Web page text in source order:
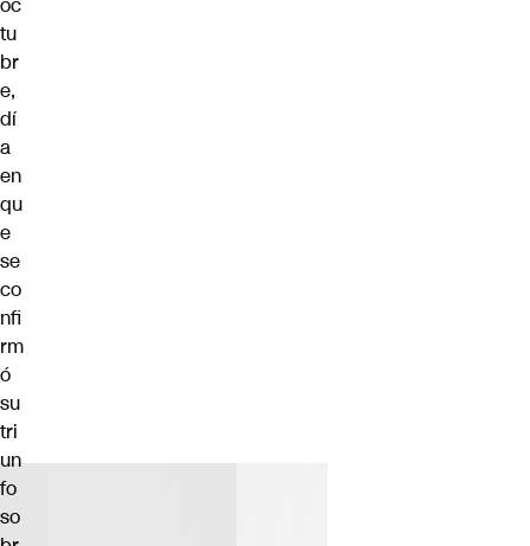
oc
tu
br
e,
dí
a
en
qu
e
se
co
nfi
rm
ó
su
tri
un
fo
so